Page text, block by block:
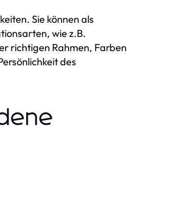
Sie können als
wie z.B.
richtigen Rahmen, Farben
des